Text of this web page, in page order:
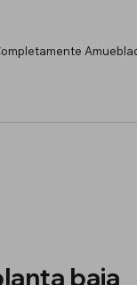
baja